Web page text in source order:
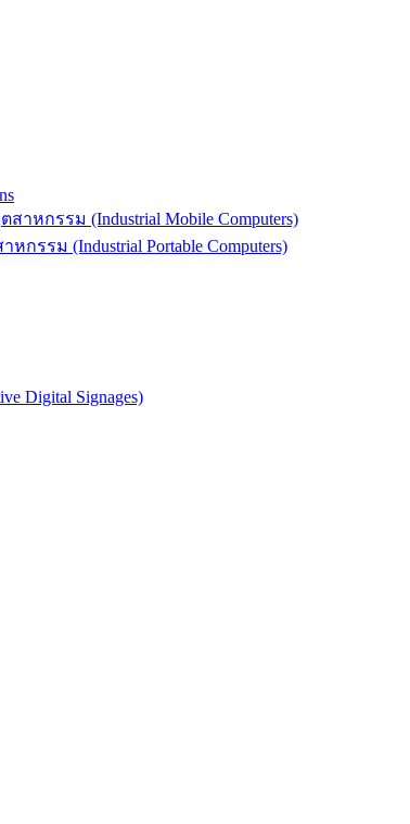
กรรม (Industrial Mobile Computers)
รม (Industrial Portable Computers)
Digital Signages)